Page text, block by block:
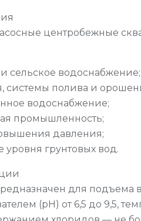
центробежные
сельское водоснабжение;
системы полива и
водоснабжение;
промышленность;
давления;
грунтовых вод.
для подъема
(рН) от 6,5 до 9,5,